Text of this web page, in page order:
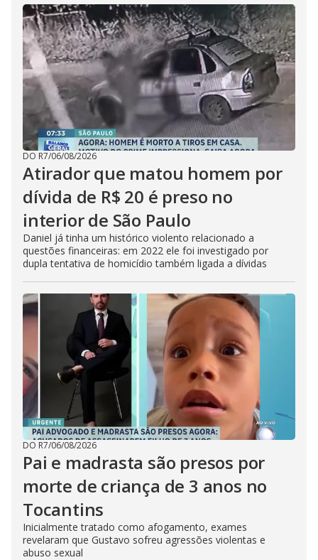
DO R7/06/08/2026
Atirador que matou homem por
dívida de R$ 20 é preso no
interior de São Paulo
Daniel já tinha um histórico violento relacionado a
questões financeiras: em 2022 ele foi investigado por
dupla tentativa de homicídio também ligada a dívidas
DO R7/06/08/2026
Pai e madrasta são presos por
morte de criança de 3 anos no
Tocantins
Inicialmente tratado como afogamento, exames
revelaram que Gustavo sofreu agressões violentas e
abuso sexual